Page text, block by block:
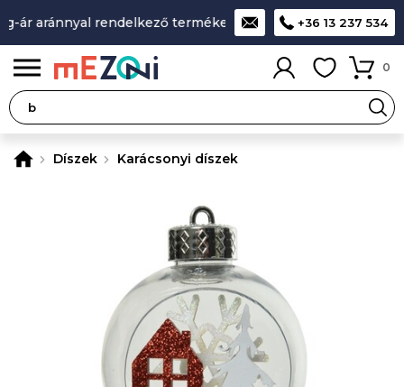
ár aránnyal rendelkező termékek A legjobb design-
+36 13 237 534
0
Díszek Karácsonyi díszek